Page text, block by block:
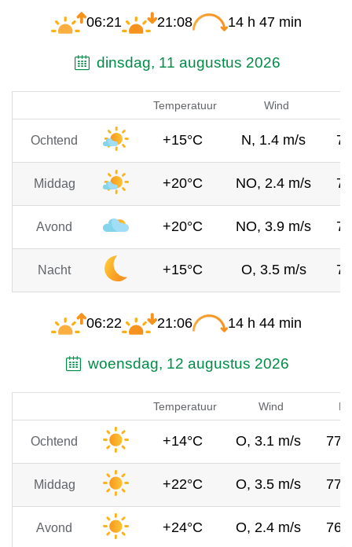
06:21 21:08 14 h 47 min
dinsdag, 11 augustus 2026
Temperatuur Wind
Ochtend +15°C N, 1.4 m/s
Middag +20°C NO, 2.4 m/s
Avond +20°C NO, 3.9 m/s
Nacht +15°C O, 3.5 m/s
06:22 21:06 14 h 44 min
woensdag, 12 augustus 2026
Temperatuur Wind
Ochtend +14°C O, 3.1 m/s
Middag +22°C O, 3.5 m/s
Avond +24°C O, 2.4 m/s